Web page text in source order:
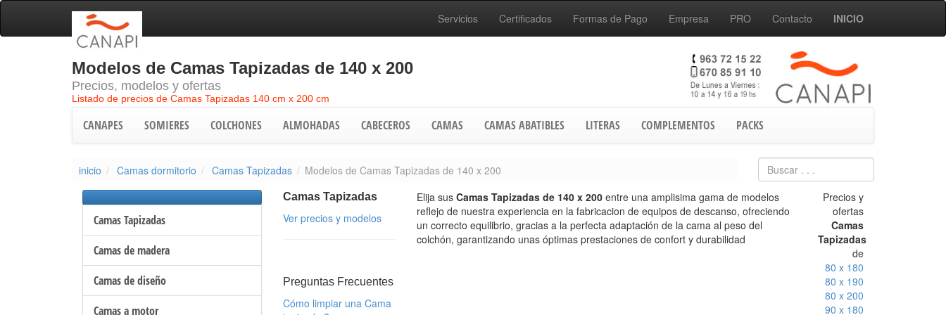
Servicios Certificados Formas de Pago Empresa PRO Contacto INICIO
Modelos de Camas Tapizadas de 140 x 200
Precios, modelos y ofertas
Listado de precios de Camas Tapizadas 140 cm x 200 cm
CANAPES SOMIERES COLCHONES ALMOHADAS CABECEROS CAMAS CAMAS ABATIBLES LITERAS COMPLEMENTOS PACKS
inicio Camas dormitorio Camas Tapizadas Modelos de Camas Tapizadas de 140 x 200
Camas Tapizadas
Camas de madera
Camas de diseño
Camas a motor
Camas Tapizadas
Ver precios y modelos
Preguntas Frecuentes
Cómo limpiar una Cama
Elija sus Camas Tapizadas de 140 x 200 entre una amplisima gama de modelos
reflejo de nuestra experiencia en la fabricacion de equipos de descanso, ofreciendo
un correcto equilibrio, gracias a la perfecta adaptación de la cama al peso del
colchón, garantizando unas óptimas prestaciones de confort y durabilidad
Precios y
ofertas
Camas
Tapizadas
de
80 x 180
80 x 190
80 x 200
90 x 180